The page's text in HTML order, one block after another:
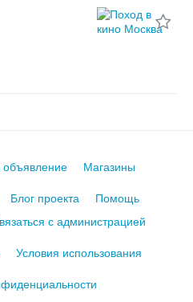
объявление Магазины
Блог проекта
Помощь
с администрацией
Условия использования